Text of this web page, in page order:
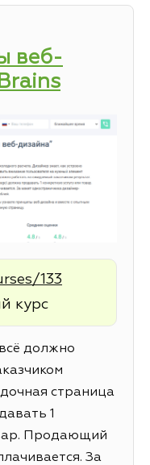
веб-
133
курс
должно
страница
1
Продающий
За